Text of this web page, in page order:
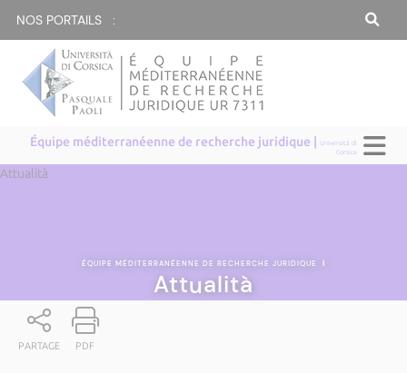
NOS PORTAILS :
Équipe méditerranéenne de recherche juridique |Università di
Corsica
Attualità
ÉQUIPE MÉDITERRANÉENNE DE RECHERCHE JURIDIQUE |
Attualità
PARTAGE PDF